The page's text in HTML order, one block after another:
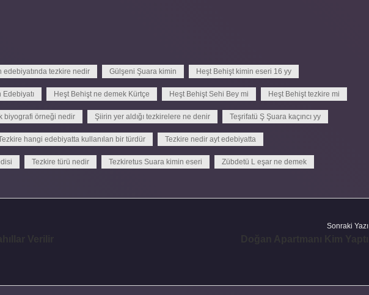
edebiyatında tezkire nedir Gülşeni Şuara kimin Heşt Behişt kimin eseri 16 yy
Heşt Behişt ne demek Kürtçe Heşt Behişt Sehi Bey mi Heşt Behişt tezkire mi
İlk biyografi örneği nedir Şiirin yer aldığı tezkirelere ne denir Teşrifatü Ş Şuara kaçıncı yy
hangi edebiyatta kullanılan bir türdür Tezkire nedir ayt edebiyatta
Tezkire türü nedir Tezkiretus Suara kimin eseri Zübdetü L eşar ne demek
Sonraki Yazı